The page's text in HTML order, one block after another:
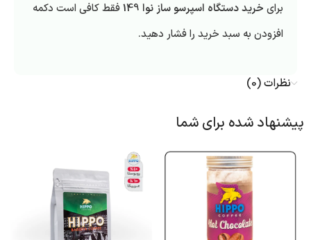
برای خرید دستگاه اسپرسو ساز نوا 149
فقط کافی است دکمه
افزودن به سبد خرید را فشار دهید.
نظرات (0)
پیشنهاد شده برای شما